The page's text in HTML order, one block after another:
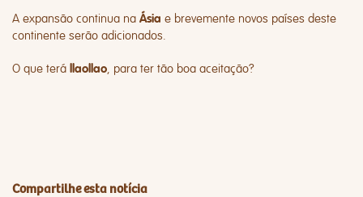
A expansão continua na Ásia e brevemente novos países deste
continente serão adicionados.
O que terá llaollao, para ter tão boa aceitação?
Compartilhe esta notícia